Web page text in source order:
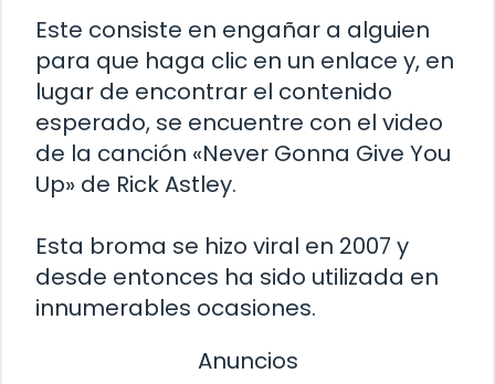
Este consiste en engañar a alguien
para que haga clic en un enlace y, en
lugar de encontrar el contenido
esperado, se encuentre con el video
de la canción «Never Gonna Give You
Up» de Rick Astley.
Esta broma se hizo viral en 2007 y
desde entonces ha sido utilizada en
innumerables ocasiones.
Anuncios